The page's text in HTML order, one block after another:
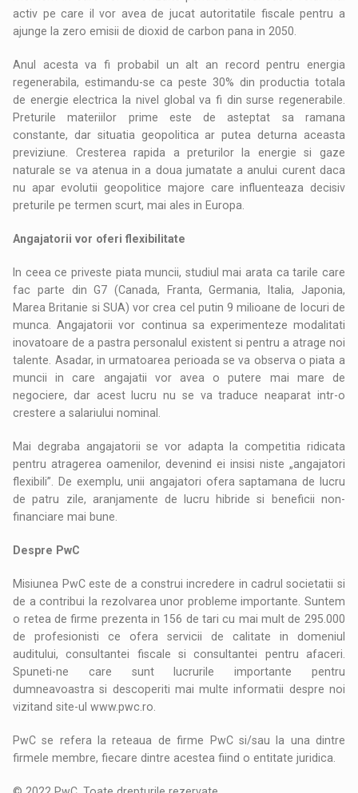
activ pe care il vor avea de jucat autoritatile fiscale pentru a
ajunge la zero emisii de dioxid de carbon pana in 2050.
Anul acesta va fi probabil un alt an record pentru energia
regenerabila, estimandu-se ca peste 30% din productia totala
de energie electrica la nivel global va fi din surse regenerabile.
Preturile materiilor prime este de asteptat sa ramana
constante, dar situatia geopolitica ar putea deturna aceasta
previziune. Cresterea rapida a preturilor la energie si gaze
naturale se va atenua in a doua jumatate a anului curent daca
nu apar evolutii geopolitice majore care influenteaza decisiv
preturile pe termen scurt, mai ales in Europa.
Angajatorii vor oferi flexibilitate
In ceea ce priveste piata muncii, studiul mai arata ca tarile care
fac parte din G7 (Canada, Franta, Germania, Italia, Japonia,
Marea Britanie si SUA) vor crea cel putin 9 milioane de locuri de
munca. Angajatorii vor continua sa experimenteze modalitati
inovatoare de a pastra personalul existent si pentru a atrage noi
talente. Asadar, in urmatoarea perioada se va observa o piata a
muncii in care angajatii vor avea o putere mai mare de
negociere, dar acest lucru nu se va traduce neaparat intr-o
crestere a salariului nominal.
Mai degraba angajatorii se vor adapta la competitia ridicata
pentru atragerea oamenilor, devenind ei insisi niste „angajatori
flexibili”. De exemplu, unii angajatori ofera saptamana de lucru
de patru zile, aranjamente de lucru hibride si beneficii non-
financiare mai bune.
Despre PwC
Misiunea PwC este de a construi incredere in cadrul societatii si
de a contribui la rezolvarea unor probleme importante. Suntem
o retea de firme prezenta in 156 de tari cu mai mult de 295.000
de profesionisti ce ofera servicii de calitate in domeniul
auditului, consultantei fiscale si consultantei pentru afaceri.
Spuneti-ne care sunt lucrurile importante pentru
dumneavoastra si descoperiti mai multe informatii despre noi
vizitand site-ul www.pwc.ro.
PwC se refera la reteaua de firme PwC si/sau la una dintre
firmele membre, fiecare dintre acestea fiind o entitate juridica.